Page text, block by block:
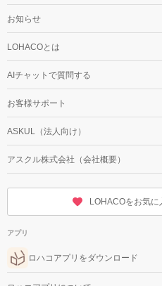
お知らせ
LOHACOとは
AIチャットで質問する
お客様サポート
ASKUL（法人向け）
アスクル株式会社（会社概要）
LOHACOをお気
アプリ
ロハコアプリをダウンロード